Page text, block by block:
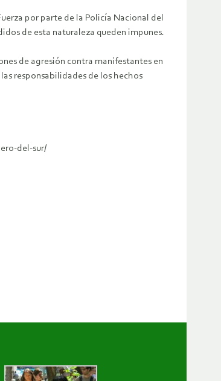
por parte de la Policía Nacional del
de esta naturaleza queden impunes.
de agresión contra manifestantes en
responsabilidades de los hechos
del-sur/